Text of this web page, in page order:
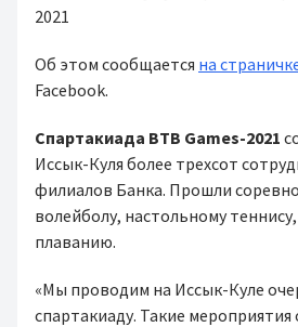
Об этом сообщается на
Facebook.⠀
Спартакиада BTB Games-2021
Иссык-Куля более трехсот
филиалов Банка. Прошли
волейболу, настольному
плаванию.⁣⁣⠀
«Мы проводим на Иссык-Куле
спартакиаду. Такие